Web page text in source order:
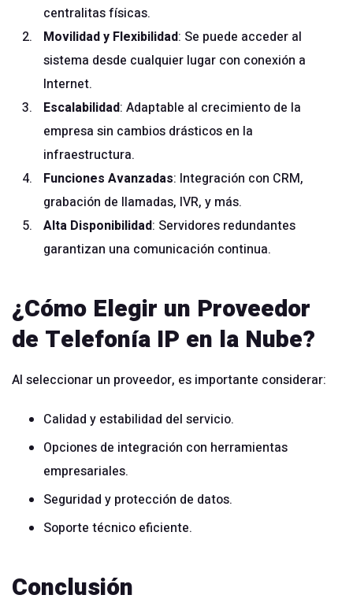
centralitas físicas.
Movilidad y Flexibilidad: Se puede acceder al
sistema desde cualquier lugar con conexión a
Internet.
Escalabilidad: Adaptable al crecimiento de la
empresa sin cambios drásticos en la
infraestructura.
Funciones Avanzadas: Integración con CRM,
grabación de llamadas, IVR, y más.
Alta Disponibilidad: Servidores redundantes
garantizan una comunicación continua.
¿Cómo Elegir un Proveedor
de Telefonía IP en la Nube?
Al seleccionar un proveedor, es importante considerar:
Calidad y estabilidad del servicio.
Opciones de integración con herramientas
empresariales.
Seguridad y protección de datos.
Soporte técnico eficiente.
Conclusión